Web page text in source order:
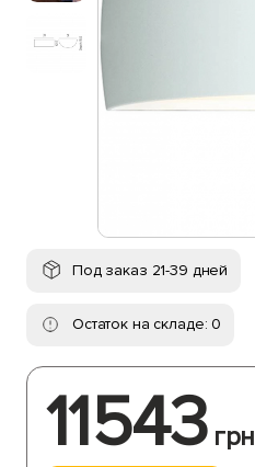
Под заказ 21-39 дней
Остаток на складе: 0
11543 грн